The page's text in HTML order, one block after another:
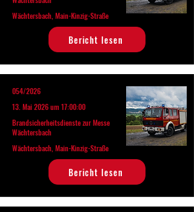
Wächtersbach, Main-Kinzig-Straße
Bericht lesen
054/2026
13. Mai 2026 um 17:00:00
Brandsicherheitsdienste zur Messe
Wächtersbach
Wächtersbach, Main-Kinzig-Straße
Bericht lesen